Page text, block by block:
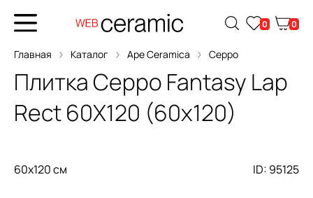
0 0
Главная Каталог Ape Ceramica Ceppo
Плитка Ceppo Fantasy Lap
Rect 60X120 (60x120)
60x120 см ID: 95125